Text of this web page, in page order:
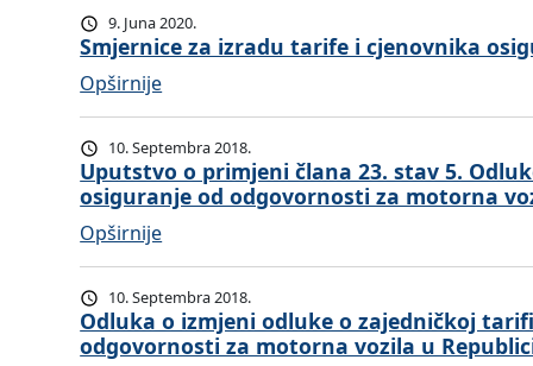
i
z
m
j
e
n
a
m
a
i
d
o
a
k
n
i
z
m
j
e
n
a
m
9. Juna 2020.
Smjernice za izradu tarife i cjenovnika
Opširnije:
S
m
j
e
c
e
10. Septembra 2018.
Uputstvo o primjeni člana 23. stav 5.
osiguranje od odgovornosti za motorna
Opširnije:
U
p
u
t
10. Septembra 2018.
Odluka o izmjeni odluke o zajedničkoj
odgovornosti za motorna vozila u